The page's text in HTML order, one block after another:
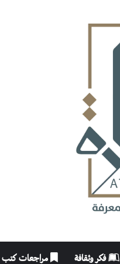
فكر وثقافة مراجعات كتب